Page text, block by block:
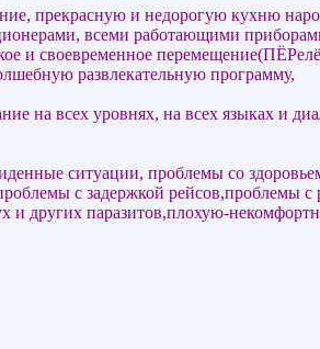
прекрасную и недорогую кухню
всеми работающими
и своевременное
развлекательную программу,
на всех уровнях, на всех языках и
ситуации, проблемы со
с задержкой рейсов,проблемы с
и других паразитов,плохую-